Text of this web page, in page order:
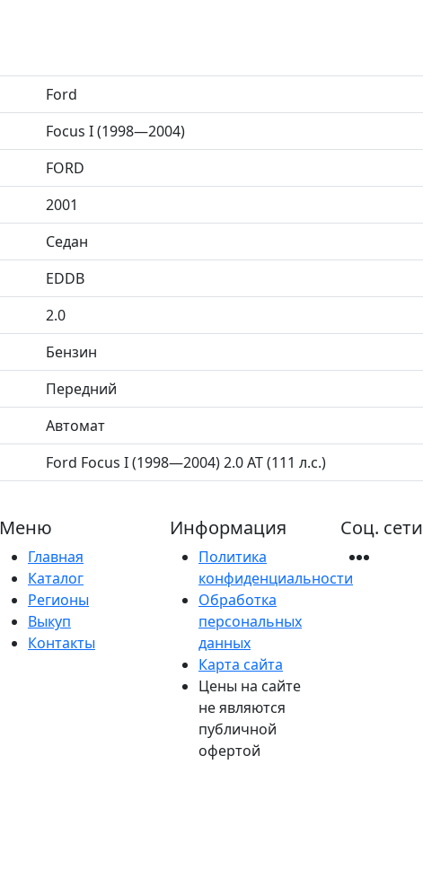
Ford
Focus I (1998—2004)
FORD
2001
Седан
EDDB
2.0
Бензин
Передний
Автомат
Ford Focus I (1998—2004) 2.0 AT (111 л.с.)
Меню
Главная
Каталог
Регионы
Выкуп
Контакты
Информация
Политика
конфиденциальности
Обработка
персональных
данных
Карта сайта
Цены на сайте
не являются
публичной
офертой
Соц. сети